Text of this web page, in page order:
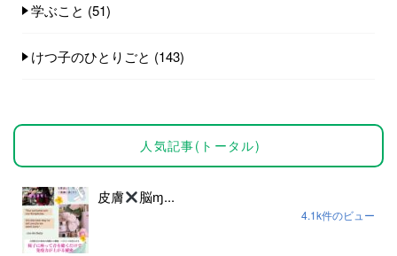
学ぶこと (51)
けつ子のひとりごと (143)
人気記事(トータル)
皮膚 脳ɱ...
4.1k件のビュー